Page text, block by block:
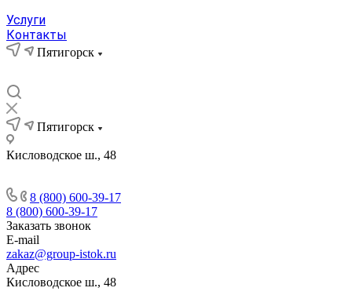
Услуги
Контакты
Пятигорск
Пятигорск
Кисловодское ш., 48
8 (800) 600-39-17
8 (800) 600-39-17
Заказать звонок
E-mail
zakaz@group-istok.ru
Адрес
Кисловодское ш., 48